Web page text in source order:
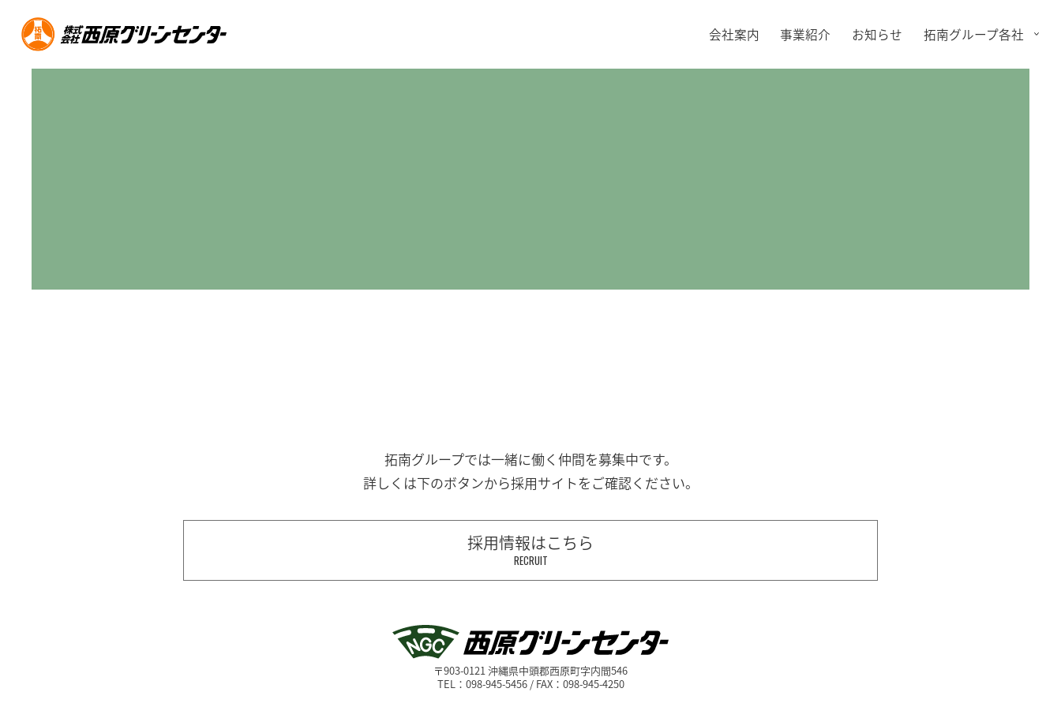
会社案内 事業紹介 お知らせ 拓南グループ各社
拓南グループでは一緒に働く 仲間を募集中です。
詳しくは下のボタンから採用サイトをご確認ください。
採用情報はこちら
RECRUIT
〒903-0121 沖縄県中頭郡西原町字内間546
TEL：098-945-5456 / FAX：098-945-4250